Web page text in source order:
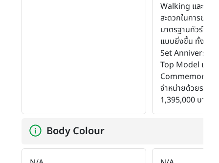
Walking และ
สะดวกในการขยับ
มาตรฐานทัวร์ริ่ง
แบบยิ่งขึ้น ทั้งนี้ม
Set
Top Model และ
จำหน่ายด้วยราคา
1,395,000 บาท
Body Colour